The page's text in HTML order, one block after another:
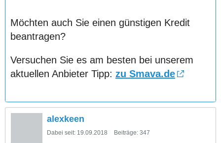
Möchten auch Sie einen günstigen Kredit
beantragen?
Versuchen Sie es am besten bei unserem
aktuellen Anbieter Tipp: zu Smava.de
alexkeen
Dabei seit: 19.09.2018 Beiträge: 347